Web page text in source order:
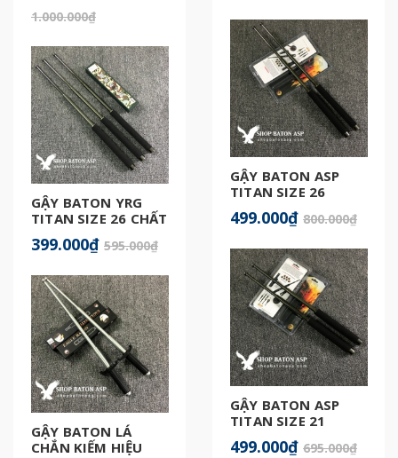
1.000.000₫
GẬY BATON YRG
TITAN SIZE 26 CHẤT
399.000₫ 595.000₫
GẬY BATON LÁ
CHẮN KIẾM HIỆU
GẬY BATON ASP
TITAN SIZE 26
499.000₫ 800.000₫
GẬY BATON ASP
TITAN SIZE 21
CHÍNH HÃNG
499.000₫ 695.000₫